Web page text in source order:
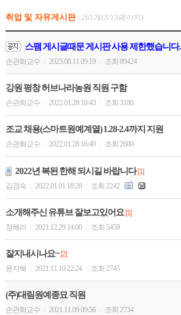
취업 및 자유게시판 261개(3/13페이지)
스팸 게시글때문 게시판 사용 제한했습니다.
손관화교수 2023.08.11 09:19 조회 89424
강원 평창 허브나라농원 직원 구함
손관화교수 2022.01.28 16:43 조회 3180
조교 채용(스마트원예계열) 1.28-2.4까지 지원
손관화교수 2022.01.28 16:40 조회 2600
2022년 복된 한해 되시길 바랍니다[1]
김경숙
2022.01.01 18:28 조회 2242
소개해주신 유튜브 잘보고있어요[1]
정혜리
2021.12.29 14:00 조회 5459
잘지내시나요~[2]
윤지혜
2021.11.10 22:24 조회 2745
(주)대림원예종묘 직원
손관화교수 2021.11.09 09:56 조회 2734